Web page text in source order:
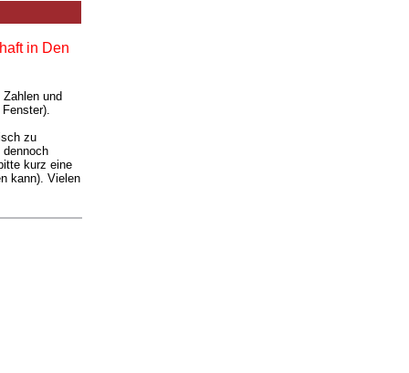
in Den
Zahlen und
zu
kurz eine
kann). Vielen